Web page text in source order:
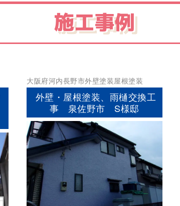
施工事例
大阪府河内長野市外壁塗装屋根塗装
外壁・屋根塗装、雨樋交換工
事 泉佐野市 S様邸